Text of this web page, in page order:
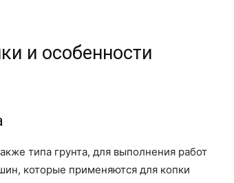
и особенности
типа грунта, для выполнения работ
которые применяются для копки